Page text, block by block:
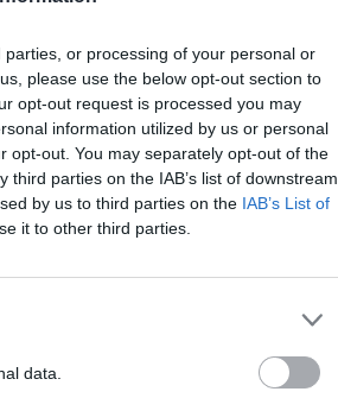
or processing of your personal or
please use the below opt-out section to
opt-out request is processed you may
information utilized by us or personal
opt-out. You may separately opt-out of the
parties on the IAB’s list of downstream
by us to third parties on the IAB’s List of
it to other third parties.
data.
ao
Luca Van